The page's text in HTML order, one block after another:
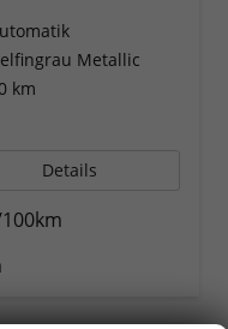
Metallic
km
Details